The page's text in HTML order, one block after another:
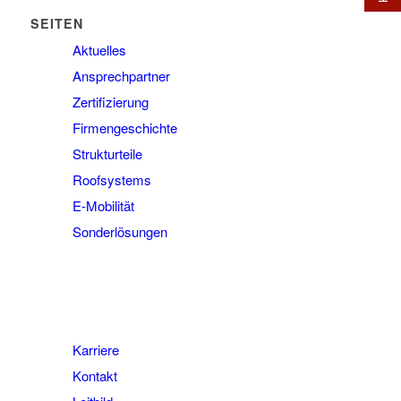
SEITEN
Aktuelles
Ansprechpartner
Zertifizierung
Firmengeschichte
Strukturteile
Roofsystems
E-Mobilität
Sonderlösungen
Karriere
Kontakt